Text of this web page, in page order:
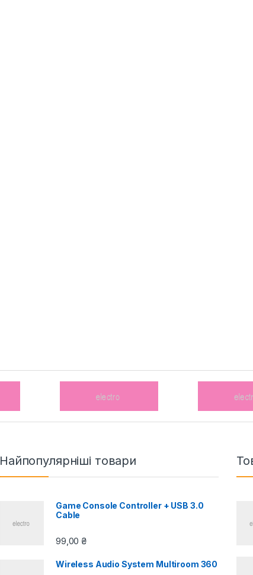
Найпопулярніші товари
Game Console Controller + USB 3.0
Cable
99,00₴
Wireless Audio System Multiroom 360